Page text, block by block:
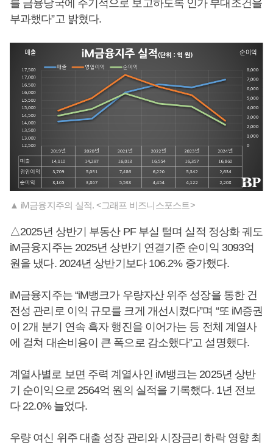
를 금융당국에 주기적으로 보고하도록 인가 부대조건을
부과했다”고 밝혔다.
▲ iM금융지주의 실적. <그래프 비즈니스포스트>
△2025년 상반기 부동산 PF 부실 털며 실적 정상화 궤도
iM금융지주는 2025년 상반기 연결기준 순이익 3093억
원을 냈다. 2024년 상반기보다 106.2% 증가했다.
iM금융지주는 “iM뱅크가 우량자산 위주 성장을 통한 건
전성 관리로 이익 규모를 크게 개선시켰다”며 “또 iM증권
이 2개 분기 연속 흑자 행진을 이어가는 등 전체 계열사
에 걸쳐 대손비용이 큰 폭으로 감소했다”고 설명했다.
계열사별로 보면 주력 계열사인 iM뱅크는 2025년 상반
기 순이익으로 2564억 원의 실적을 기록했다. 1년 전보
다 22.0% 늘었다.
우량 여신 위주 대출 성장 관리와 시장금리 하락 영향 최